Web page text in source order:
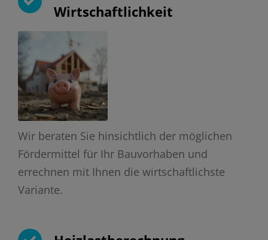
Wirtschaftlichkeit
Wir beraten Sie hinsichtlich der möglichen
Fördermittel für Ihr Bauvorhaben und
errechnen mit Ihnen die wirtschaftlichste
Variante.